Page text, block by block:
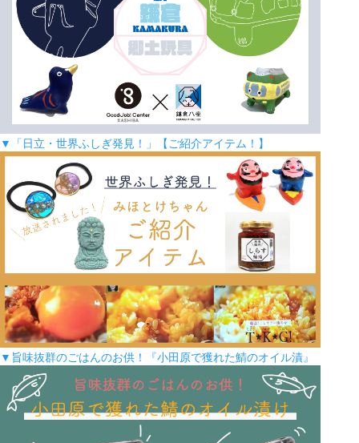
▼「日立・世界ふしぎ発見！」【ご紹介アイテム！】
▼旨味抜群のごはんのお供！『小田原で獲れた鯖のオイル漬』